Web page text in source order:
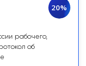
рабочего,
об
20%